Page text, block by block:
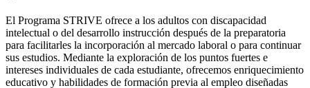
El Programa STRIVE ofrece a los adultos con discapacidad
intelectual o del desarrollo instrucción después de la preparatoria
para facilitarles la incorporación al mercado laboral o para continuar
sus estudios. Mediante la exploración de los puntos fuertes e
intereses individuales de cada estudiante, ofrecemos enriquecimiento
educativo y habilidades de formación previa al empleo diseñadas